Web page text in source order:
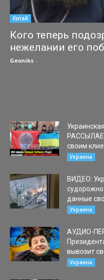
Китай
Кого теперь
нежелании его
Geoniks -
своим
Украина
ВИДЕО:
данные
Украина
АУДИО-
вывозит
Украина